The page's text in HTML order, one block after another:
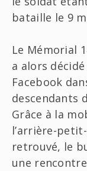
bataille le 9
Le Mémorial
a alors
Facebook
descendants
Grâce à la
l’arrière-
retrouvé, le
une